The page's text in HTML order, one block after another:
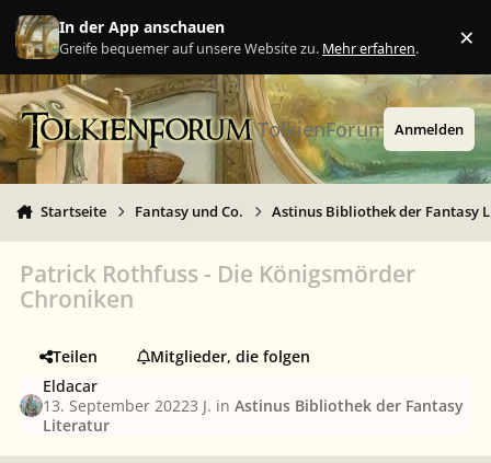
Zu Inhalt springen
In der App anschauen
Greife bequemer auf unsere Website zu. Mehr erfahren. ×
TolkienForum Anmelden
Startseite Fantasy und Co. Astinus Bibliothek der Fantasy
Patrick Rothfuss - Die Königsmörder
Chroniken
Teilen
Mitglieder, die folgen
Eldacar
13. September 20223 J. inAstinus Bibliothek der Fantasy
Literatur